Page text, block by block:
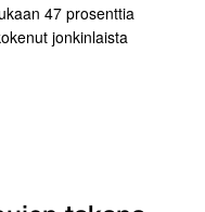
47 prosenttia
jonkinlaista